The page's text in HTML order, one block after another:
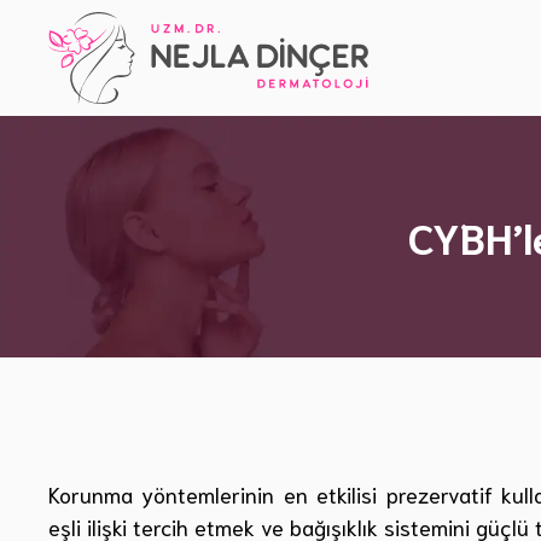
Korunma yöntemlerinin en etkilisi prezervatif
eşli ilişki tercih etmek ve bağışıklık sistemini